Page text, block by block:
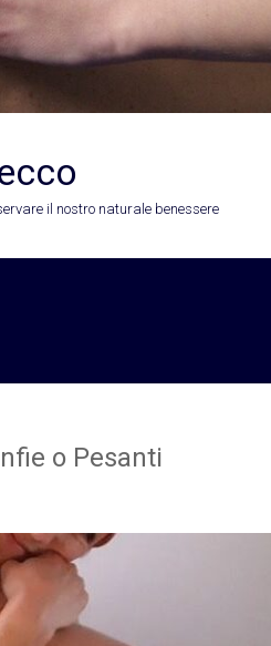
il nostro naturale benessere
o Pesanti